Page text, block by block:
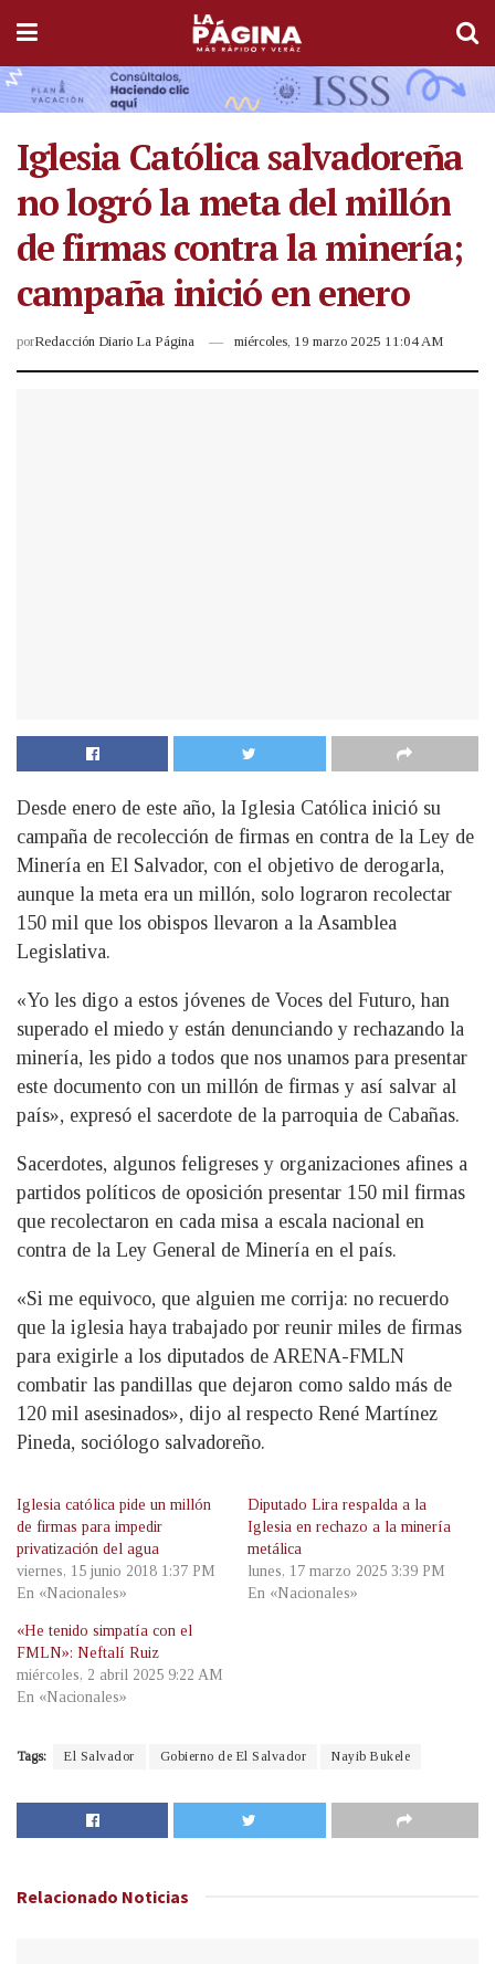
Iglesia Católica salvadoreña
no logró la meta del millón
de firmas contra la minería;
campaña inició en enero
porRedacción Diario La Página miércoles, 19 marzo 2025 11:04 AM
Desde enero de este año, la Iglesia Católica inició su
campaña de recolección de firmas en contra de la Ley de
Minería en El Salvador, con el objetivo de derogarla,
aunque la meta era un millón, solo lograron recolectar
150 mil que los obispos llevaron a la Asamblea
Legislativa.
«Yo les digo a estos jóvenes de Voces del Futuro, han
superado el miedo y están denunciando y rechazando la
minería, les pido a todos que nos unamos para presentar
este documento con un millón de firmas y así salvar al
país», expresó el sacerdote de la parroquia de Cabañas.
Sacerdotes, algunos feligreses y organizaciones afines a
partidos políticos de oposición presentar 150 mil firmas
que recolectaron en cada misa a escala nacional en
contra de la Ley General de Minería en el país.
«Si me equivoco, que alguien me corrija: no recuerdo
que la iglesia haya trabajado por reunir miles de firmas
para exigirle a los diputados de ARENA-FMLN
combatir las pandillas que dejaron como saldo más de
120 mil asesinados», dijo al respecto René Martínez
Pineda, sociólogo salvadoreño.
Iglesia católica pide un millón
de firmas para impedir
privatización del agua
viernes, 15 junio 2018 1:37 PM
En «Nacionales»
Diputado Lira respalda a la
Iglesia en rechazo a la minería
metálica
lunes, 17 marzo 2025 3:39 PM
En «Nacionales»
«He tenido simpatía con el
FMLN»: Neftalí Ruiz
miércoles, 2 abril 2025 9:22 AM
En «Nacionales»
Tags: El Salvador Gobierno de El Salvador Nayib Bukele
Relacionado Noticias